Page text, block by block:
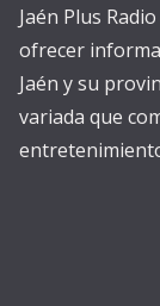
Jaén Plus
ofrecer
Jaén y su
variada que